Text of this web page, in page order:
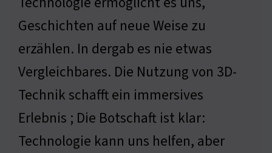
Geschichten auf neue Weise zu
erzählen. In dergab es nie etwas
Vergleichbares. Die Nutzung von 3D-
Technik schafft ein immersives
Erlebnis ; Die Botschaft ist klar:
Technologie kann uns helfen, aber